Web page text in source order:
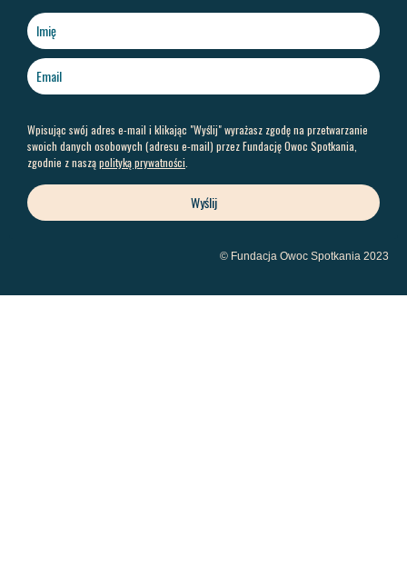
Wpisując swój adres e-mail i klikając "Wyślij" wyrażasz zgodę na przetwarzanie
swoich danych osobowych (adresu e-mail) przez Fundację Owoc Spotkania,
zgodnie z nasząpolityką prywatności
Wyślij
© Fundacja Owoc Spotkania 2023